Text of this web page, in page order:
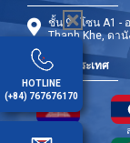
ชั้น 9 - โซน A1 -
Thanh Khe, ดา
สาขาต่างประเทศ
HOTLINE
(+84) 767676170